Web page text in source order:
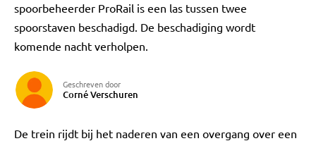
spoorbeheerder ProRail is een las tussen twee
spoorstaven beschadigd. De beschadiging wordt
komende nacht verholpen.
Geschreven door
Corné Verschuren
De trein rijdt bij het naderen van een overgang over een